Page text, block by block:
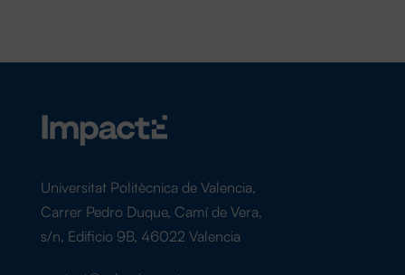
Universitat Politècnica de Valencia,
Carrer Pedro Duque, Camí de Vera,
s/n, Edificio 9B, 46022 Valencia